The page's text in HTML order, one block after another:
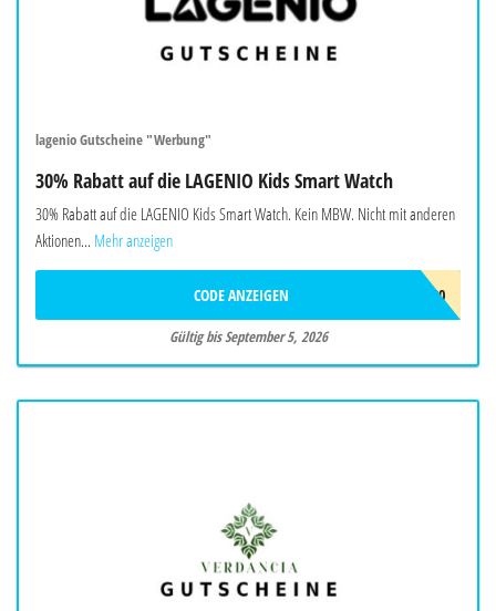
lagenio Gutscheine "Werbung"
30% Rabatt auf die LAGENIO Kids Smart Watch
30% Rabatt auf die LAGENIO Kids Smart Watch. Kein MBW. Nicht mit anderen
Aktionen... Mehr anzeigen
AF30
CODE ANZEIGEN
Gültig bis September 5, 2026